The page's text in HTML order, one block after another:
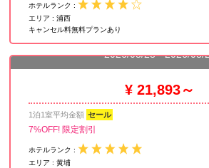
ホテルランク :
エリア :浦西
キャンセル料無料プランあり
ラディソン ブル ホテル 上海 ニューワ
2026/08/28 - 2026/08/
¥ 21,893～
1泊1室平均金額 セール
7%OFF! 限定割引
ホテルランク :
エリア :黄埔